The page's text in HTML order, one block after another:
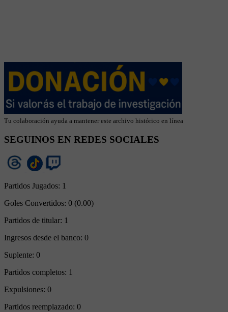
Tu colaboración ayuda a mantener este archivo histórico en línea
SEGUINOS EN REDES SOCIALES
Partidos Jugados: 1
Goles Convertidos: 0 (0.00)
Partidos de titular: 1
Ingresos desde el banco: 0
Suplente: 0
Partidos completos: 1
Expulsiones: 0
Partidos reemplazado: 0